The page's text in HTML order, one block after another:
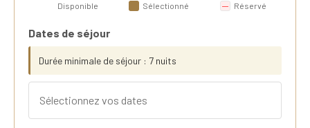
Disponible Sélectionné Réservé
Dates de séjour
Durée minimale de séjour : 7 nuits